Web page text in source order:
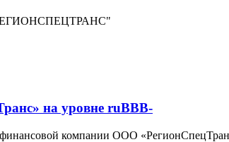
"РЕГИОНСПЕЦТРАНС"
на уровне ruBBB-
компании ООО